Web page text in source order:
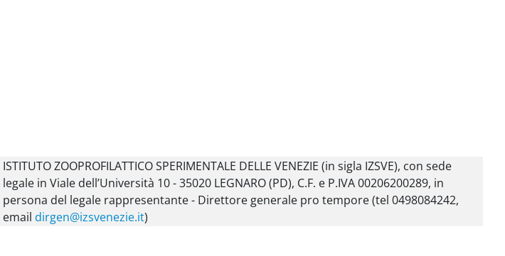
ISTITUTO ZOOPROFILATTICO SPERIMENTALE DELLE VENEZIE (in sigla IZSVE), con sede
legale in Viale dell’Università 10 - 35020 LEGNARO (PD), C.F. e P.IVA 00206200289, in
persona del legale rappresentante - Direttore generale pro tempore (tel 0498084242,
email dirgen@izsvenezie.it)